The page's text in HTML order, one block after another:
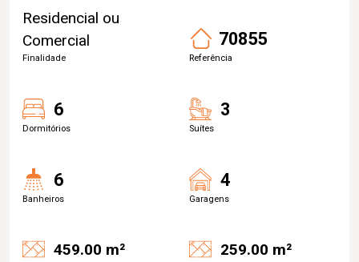
Residencial ou
Comercial
Finalidade
70855
Referência
6
Dormitórios
3
Suítes
6
Banheiros
4
Garagens
459.00 m² 259.00 m²